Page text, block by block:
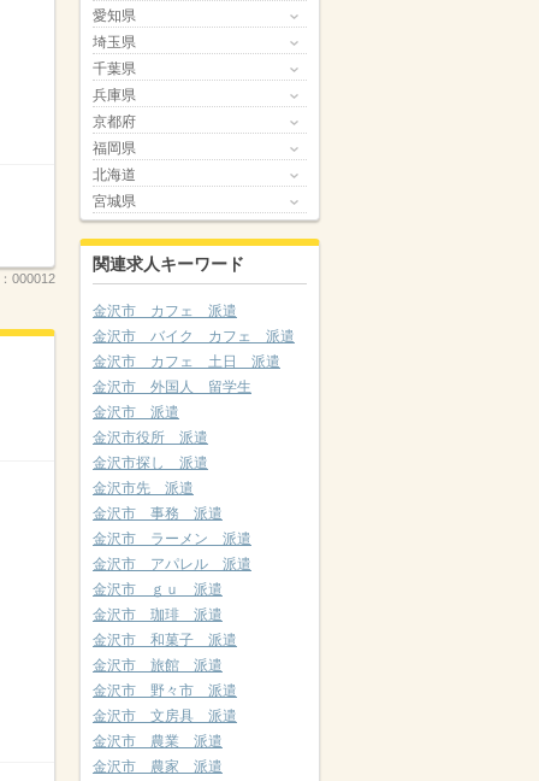
000012
愛知県
埼玉県
千葉県
兵庫県
京都府
福岡県
北海道
宮城県
関連求人キーワード
金沢市 カフェ 派遣
金沢市 バイク カフェ 派遣
金沢市 カフェ 土日 派遣
金沢市 外国人 留学生
金沢市 派遣
金沢市役所 派遣
金沢市探し 派遣
金沢市先 派遣
金沢市 事務 派遣
金沢市 ラーメン 派遣
金沢市 アパレル 派遣
金沢市 ｇｕ 派遣
金沢市 珈琲 派遣
金沢市 和菓子 派遣
金沢市 旅館 派遣
金沢市 野々市 派遣
金沢市 文房具 派遣
金沢市 農業 派遣
金沢市 農家 派遣